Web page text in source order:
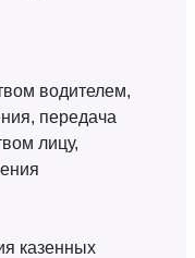
водителем,
передача
лицу,
казенных